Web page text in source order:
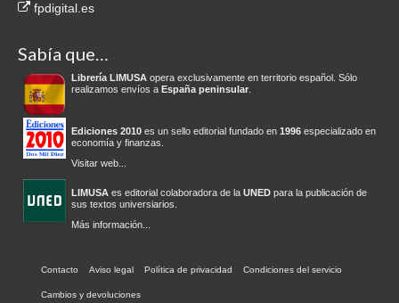
fpdigital.es
Sabía que…
Librería LIMUSA opera exclusivamente en territorio español. Sólo
realizamos envíos a España peninsular
Ediciones 2010 es un sello editorial fundado en 1996 especializado en
economía y finanzas.
Visitar web...
LIMUSA es editorial colaboradora de la UNED para la publicación de
sus textos universiarios.
Más información...
Contacto Aviso legal Política de privacidad Condiciones del servicio
Cambios y devoluciones